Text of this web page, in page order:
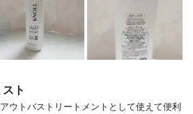
ト
ウトバストリートメントとして使えて便利